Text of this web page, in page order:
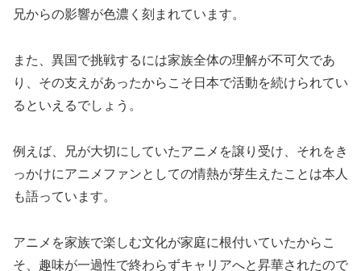
兄からの影響が色濃く刻まれています。
また、異国で挑戦するには家族全体の理解が不可欠であ
り、その支えがあったからこそ日本で活動を続けられてい
るといえるでしょう。
例えば、兄が大切にしていたアニメを譲り受け、それをき
っかけにアニメファンとしての情熱が芽生えたことは本人
も語っています。
アニメを家族で楽しむ文化が家庭に根付いていたからこ
そ、趣味が一過性で終わらずキャリアへと昇華されたので